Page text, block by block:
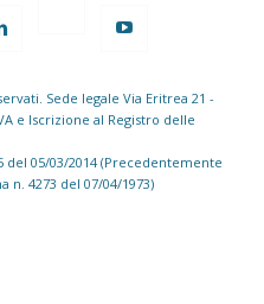
Sede legale Via Eritrea 21 -
e Iscrizione al Registro delle
05/03/2014 (Precedentemente
n. 4273 del 07/04/1973)